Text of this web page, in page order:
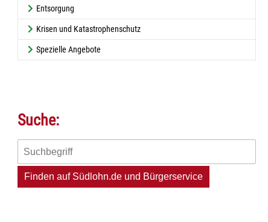
Entsorgung
Krisen und Katastrophenschutz
Spezielle Angebote
Suche: